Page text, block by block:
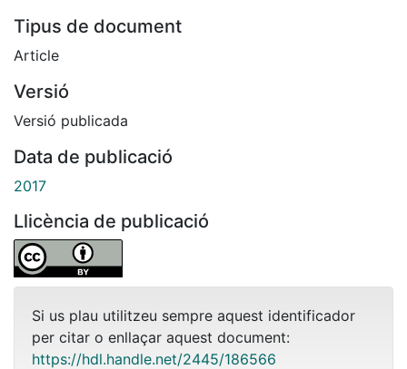
Tipus de document
Article
Versió
Versió publicada
Data de publicació
2017
Llicència de publicació
Si us plau utilitzeu sempre aquest identificador
per citar o enllaçar aquest document:
https://hdl.handle.net/2445/186566